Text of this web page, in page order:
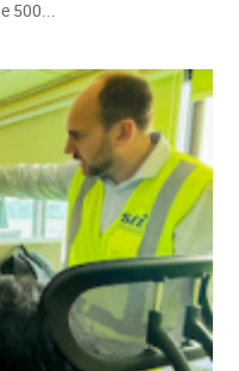
500...